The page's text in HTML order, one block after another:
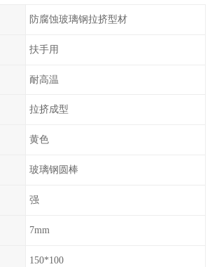
防腐蚀玻璃钢拉挤型材
扶手用
耐高温
拉挤成型
黄色
玻璃钢圆棒
强
7mm
150*100